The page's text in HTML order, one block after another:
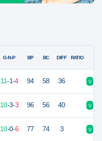
G-N-P BP BC DIFF RATIO
11-1-4 94 58 36 V
10-3-3 96 56 40 V
10-0-6 77 74 3 V